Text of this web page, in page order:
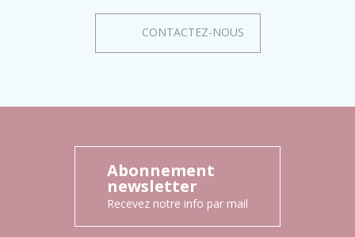
CONTACTEZ-NOUS
Abonnement
newsletter
Recevez notre info par mail